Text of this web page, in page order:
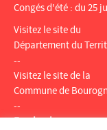
Congés d'été : du 25
Visitez le site du
Département du
--
Visitez le site de la
Commune de
--
Facebook:Espace